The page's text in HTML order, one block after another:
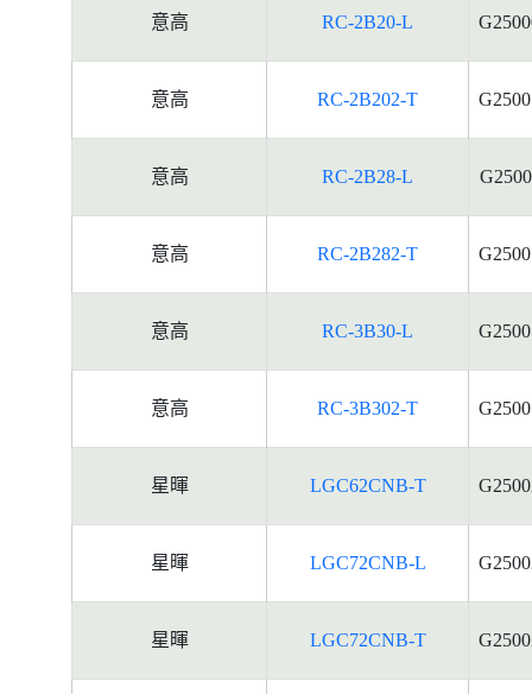
意高 RC-2B20-L
意高 RC-2B202-T
意高 RC-2B28-L
意高 RC-2B282-T
意高 RC-3B30-L
意高 RC-3B302-T
星暉 LGC62CNB-T
星暉 LGC72CNB-L
星暉 LGC72CNB-T